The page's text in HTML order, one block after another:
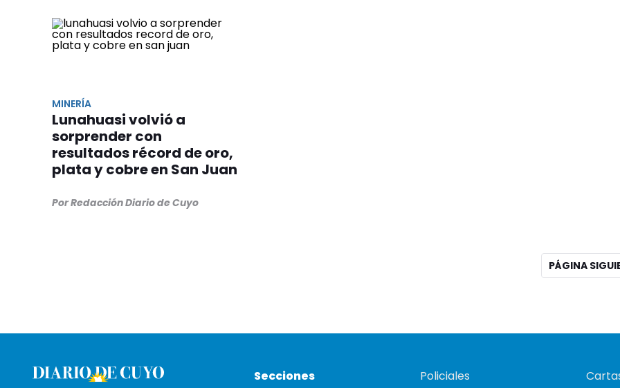
MINERÍA
Lunahuasi volvió a
sorprender con
resultados récord de oro,
plata y cobre en San Juan
Por Redacción Diario de Cuyo
PÁGINA
Secciones
Policiales